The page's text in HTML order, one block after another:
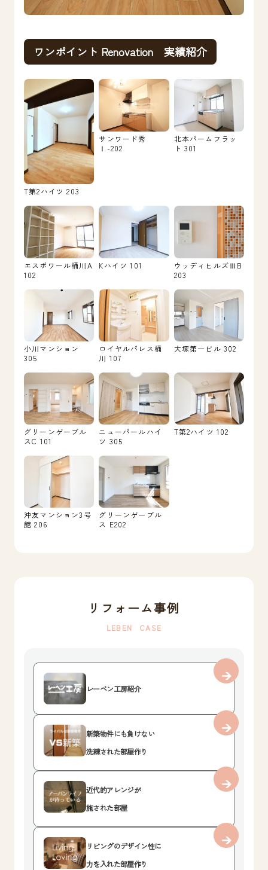
ワンポイント Renovation 実績紹介
T第2ハイツ 203
サンワード秀
Ⅰ-202
北本パームフラッ
ト 301
エスポワール桶川A
102
Kハイツ 101
ウッディヒルズⅢB
203
小川マンション
305
ロイヤルパレス桶
川 107
大塚第一ビル 302
グリーンゲーブル
スC 101
ニューパールハイ
ツ 305
T第2ハイツ 102
沖友マンション3号
館 206
グリーンゲーブル
ス E202
リフォーム事例
LEBEN CASE
レーベン工房紹介
新築物件にも負けない
洗練された部屋作り
近代的アレンジが
施された部屋
リビングのデザイン性に
力を入れた部屋作り